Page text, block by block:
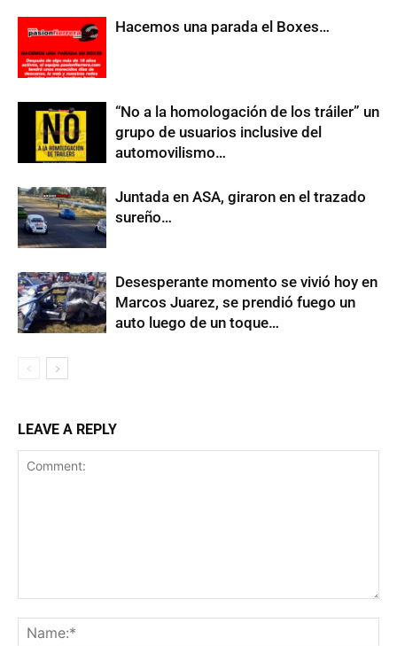
Hacemos una parada el Boxes…
“No a la homologación de los tráiler” un
grupo de usuarios inclusive del
automovilismo…
Juntada en ASA, giraron en el trazado
sureño…
Desesperante momento se vivió hoy en
Marcos Juarez, se prendió fuego un
auto luego de un toque…
LEAVE A REPLY